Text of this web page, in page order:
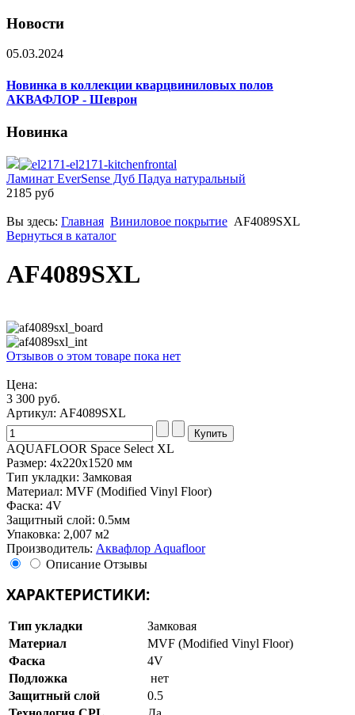
Новости
05.03.2024
Новинка в коллекции кварцвиниловых полов
АКВАФЛОР - Шеврон
Новинка
Ламинат EverSense Дуб Падуа натуральный
2185 руб
Вы здесь: Главная Виниловое покрытие AF4089SXL
Вернуться в каталог
AF4089SXL
Отзывов о этом товаре пока нет
Цена:
3 300 руб.
Артикул: AF4089SXL
AQUAFLOOR Space Select XL
Размер: 4х220х1520 мм
Тип укладки: Замковая
Материал: MVF (Modified Vinyl Floor)
Фаска: 4V
Защитный слой: 0.5мм
Упаковка: 2,007 м2
Производитель: Аквафлор Aquafloor
Описание Отзывы
ХАРАКТЕРИСТИКИ:
Тип укладки
Замковая
Материал
MVF (Modified Vinyl Floor)
Фаска
4V
Подложка
нет
Защитный слой
0.5